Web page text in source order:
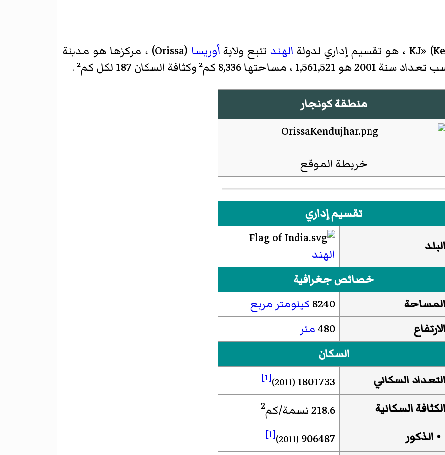
الهند تتبع ولاية أوريسا (
Orissa)‏ ، مركزها هو مدينة
8,336 كم² وكثافة السكان 187 لكل كم² .
منطقة كونجار
خريطة الموقع
تقسيم إداري
البلد
الهند
خصائص جغرافية
المساحة
8240 كيلومتر مربع
الارتفاع
480متر
السكان
التعداد السكاني
1801733
(2011)
[1]
الكثافة السكانية 218.6 نسمة/كم 2
• الذكور 906487
(2011)
[1]